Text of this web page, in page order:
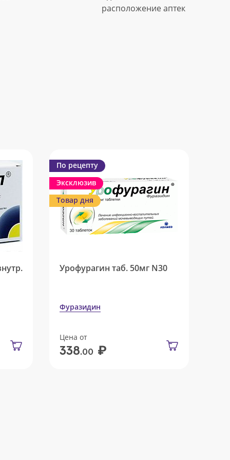
расположение аптек
По рецепту
Эксклюзив
Товар дня
Урофурагин таб. 50мг N30
Фуразидин
Цена от
338.00 ₽